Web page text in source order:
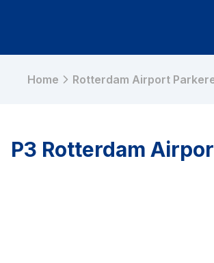
Home Rotterdam Airport
P3 Rotterdam